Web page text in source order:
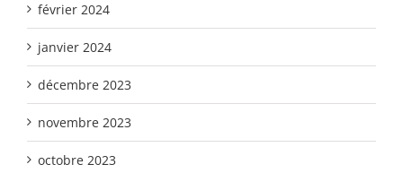
février 2024
janvier 2024
décembre 2023
novembre 2023
octobre 2023